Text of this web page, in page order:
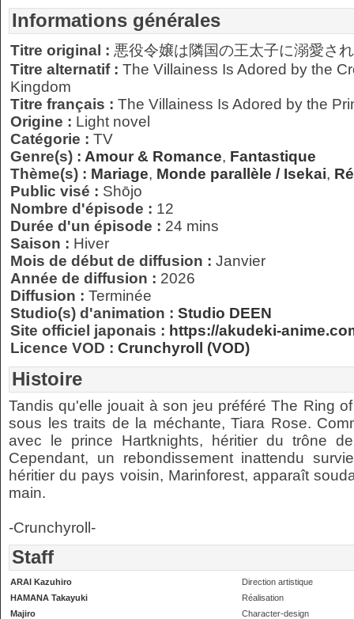
Informations générales
Titre original : 悪役令嬢は隣国の王太子に溺愛さ
Titre alternatif : The Villainess Is Adored by the
Kingdom
Titre français : The Villainess Is Adored by the
Origine : Light novel
Catégorie : TV
Genre(s) : Amour & Romance, Fantastique
Thème(s) : Mariage, Monde parallèle / Isekai,
Public visé : Shōjo
Nombre d'épisode : 12
Durée d'un épisode : 24 mins
Saison : Hiver
Mois de début de diffusion : Janvier
Année de diffusion : 2026
Diffusion : Terminée
Studio(s) d'animation : Studio DEEN
Site officiel japonais : https://akudeki-
Licence VOD : Crunchyroll (VOD)
Histoire
Tandis qu'elle jouait à son jeu préféré The Ring
sous les traits de la méchante, Tiara Rose.
avec le prince Hartknights, héritier du trône
Cependant, un rebondissement inattendu
héritier du pays voisin, Marinforest, apparaît
main.
-Crunchyroll-
Staff
ARAI Kazuhiro
Direction artistique
HAMANA Takayuki
Réalisation
Majiro
Character-design